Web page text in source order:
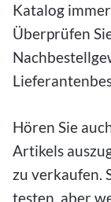
Katalog
Überprüfen
Hören Sie
Artikels
zu verkaufen.
testen, aber